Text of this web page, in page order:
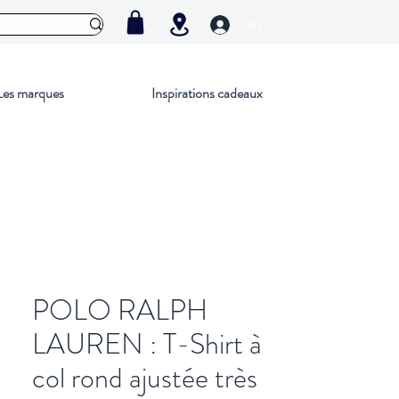
marques Inspirations cadeaux
POLO RALPH
LAUREN : T-Shirt à
col rond ajustée très